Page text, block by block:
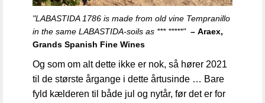
"LABASTIDA 1786 is made from old vine Tempranillo
in the same LABASTIDA-soils as *** *****" – Araex,
Grands Spanish Fine Wines
Og som om alt dette ikke er nok, så hører 2021
til de største årgange i dette årtusinde … Bare
fyld kælderen til både jul og nytår, før det er for